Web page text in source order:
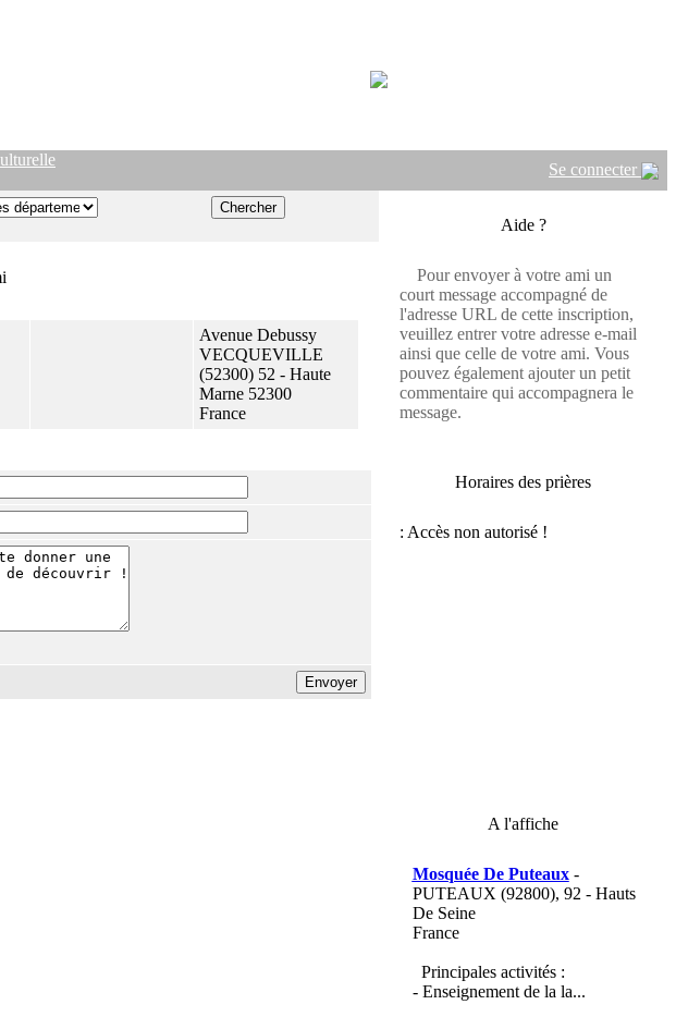
Se connecter
Avenue Debussy
VECQUEVILLE
(52300) 52 - Haute
Marne 52300
France
Aide ?
Pour envoyer à votre ami un
court message accompagné de
l'adresse URL de cette inscription,
veuillez entrer votre adresse e-mail
ainsi que celle de votre ami. Vous
pouvez également ajouter un petit
commentaire qui accompagnera le
message.
Horaires des prières
A l'affiche
Mosquée De Puteaux-
PUTEAUX (92800), 92 - Hauts
De Seine
France
Principales activités :
- Enseignement de la la...